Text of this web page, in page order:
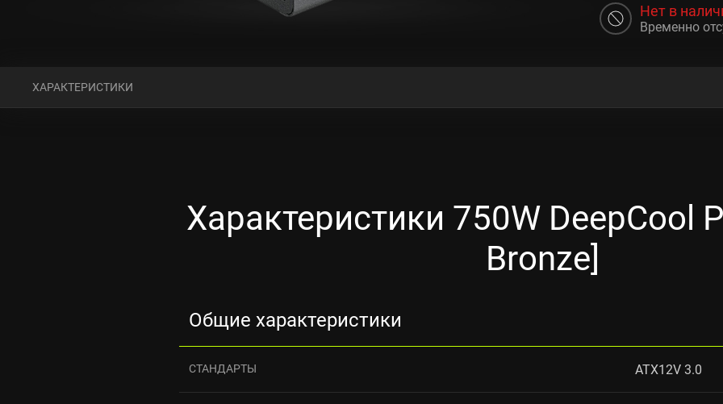
Нет в
Временно
ХАРАКТЕРИСТИКИ
Характеристики 750W DeepCool
Bronze]
Общие характеристики
СТАНДАРТЫ ATX12V 3.0